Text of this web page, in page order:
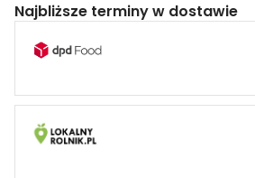
Najbliższe terminy w dostawie